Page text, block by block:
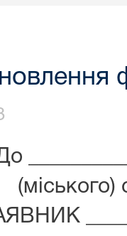
(міського)